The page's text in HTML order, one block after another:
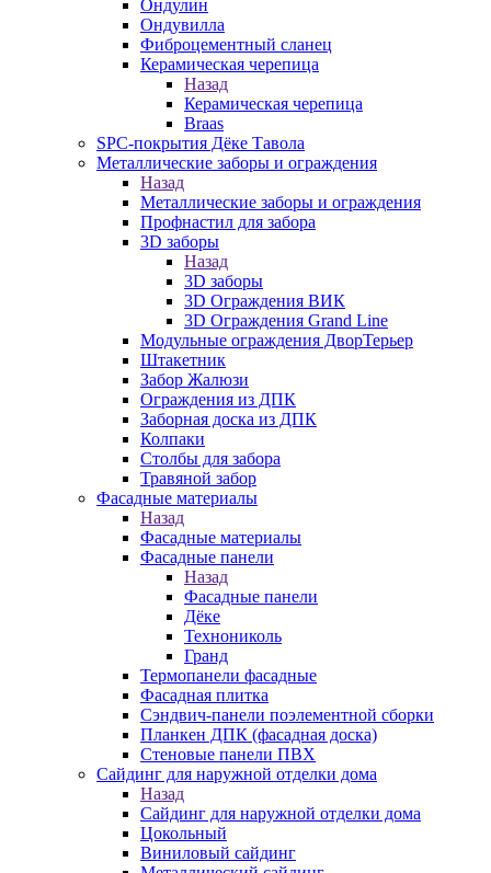
Ондулин
Ондувилла
Фиброцементный сланец
Керамическая черепица
Назад
Керамическая черепица
Braas
SPC-покрытия Дёке Тавола
Металлические заборы и ограждения
Назад
Металлические заборы и ограждения
Профнастил для забора
3D заборы
Назад
3D заборы
3D Ограждения ВИК
3D Ограждения Grand Line
Модульные ограждения ДворТерьер
Штакетник
Забор Жалюзи
Ограждения из ДПК
Заборная доска из ДПК
Колпаки
Столбы для забора
Травяной забор
Фасадные материалы
Назад
Фасадные материалы
Фасадные панели
Назад
Фасадные панели
Дёке
Технониколь
Гранд
Термопанели фасадные
Фасадная плитка
Сэндвич-панели поэлементной сборки
Планкен ДПК (фасадная доска)
Стеновые панели ПВХ
Сайдинг для наружной отделки дома
Назад
Сайдинг для наружной отделки дома
Цокольный
Виниловый сайдинг